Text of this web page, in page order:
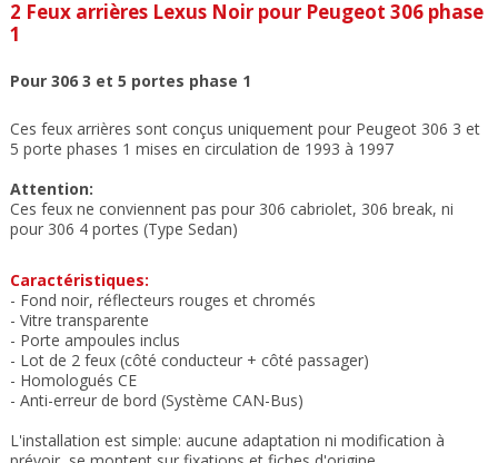
2 Feux arrières Lexus Noir pour Peugeot 306 phase
1
Pour 306 3 et 5 portes phase 1
Ces feux arrières sont conçus uniquement pour Peugeot 306 3 et
5 porte phases 1 mises en circulation de 1993 à 1997
Attention:
Ces feux ne conviennent pas pour 306 cabriolet, 306 break, ni
pour 306 4 portes (Type Sedan)
Caractéristiques:
- Fond noir, réflecteurs rouges et chromés
- Vitre transparente
- Porte ampoules inclus
- Lot de 2 feux (côté conducteur + côté passager)
- Homologués CE
- Anti-erreur de bord (Système CAN-Bus)
L'installation est simple: aucune adaptation ni modification à